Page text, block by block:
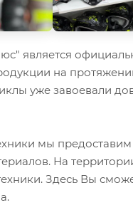
является
на
уже завоевали
мы
На
Здесь Вы